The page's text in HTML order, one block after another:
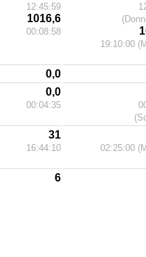
12:45:59
1016,6
00:08:58
19:10:00
0,0
0,0
00:04:35
31
16:44:10 02:25:00
6